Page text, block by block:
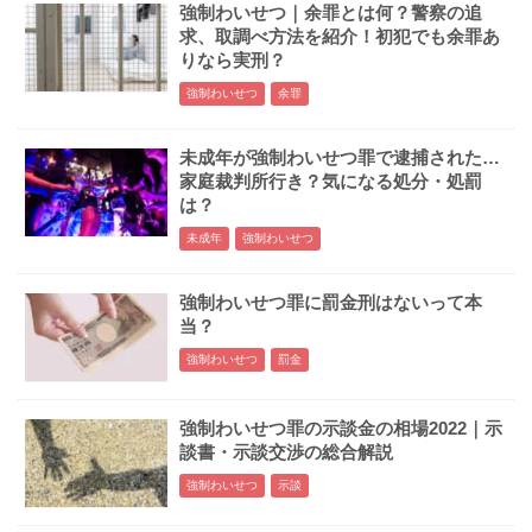
強制わいせつ｜余罪とは何？警察の追
求、取調べ方法を紹介！初犯でも余罪あ
りなら実刑？
強制わいせつ 余罪
未成年が強制わいせつ罪で逮捕された…
家庭裁判所行き？気になる処分・処罰
は？
未成年 強制わいせつ
強制わいせつ罪に罰金刑はないって本
当？
強制わいせつ 罰金
強制わいせつ罪の示談金の相場2022｜示
談書・示談交渉の総合解説
強制わいせつ 示談